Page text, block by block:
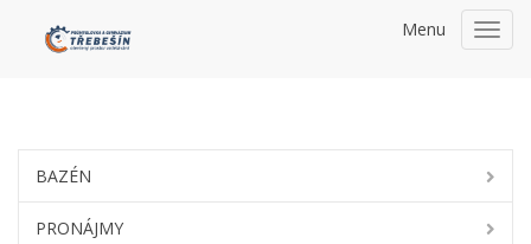
Menu
BAZÉN
PRONÁJMY